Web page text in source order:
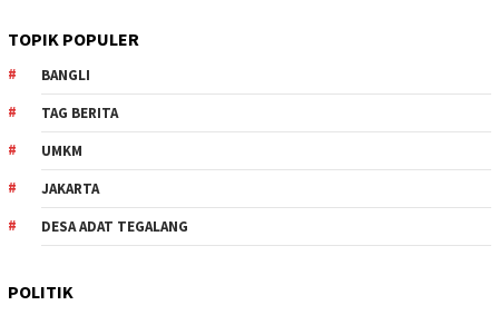
TOPIK POPULER
BANGLI
TAG BERITA
UMKM
JAKARTA
DESA ADAT TEGALANG
POLITIK